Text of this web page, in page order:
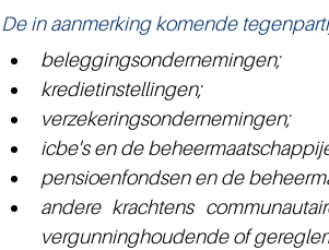
De in aanmerking komende
beleggingsondernemingen;
kredietinstellingen;
verzekeringsondernemingen;
icbe's en de
pensioenfondsen en de
andere krachtens
vergunninghoudende of